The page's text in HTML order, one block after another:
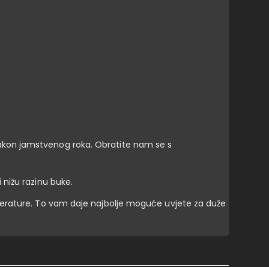
jamstvenog roka. Obratite nam se s
razinu buke.
To vam daje najbolje moguće uvjete za duže